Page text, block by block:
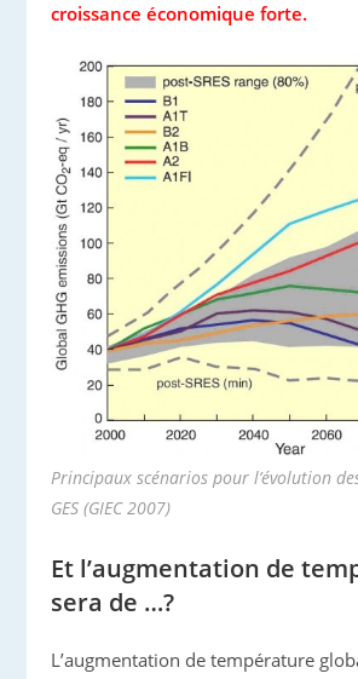
croissance économique forte.
Principaux scénarios pour l’évolution
GES (GIEC 2007)
Et l’augmentation de
sera de …?
L’augmentation de température